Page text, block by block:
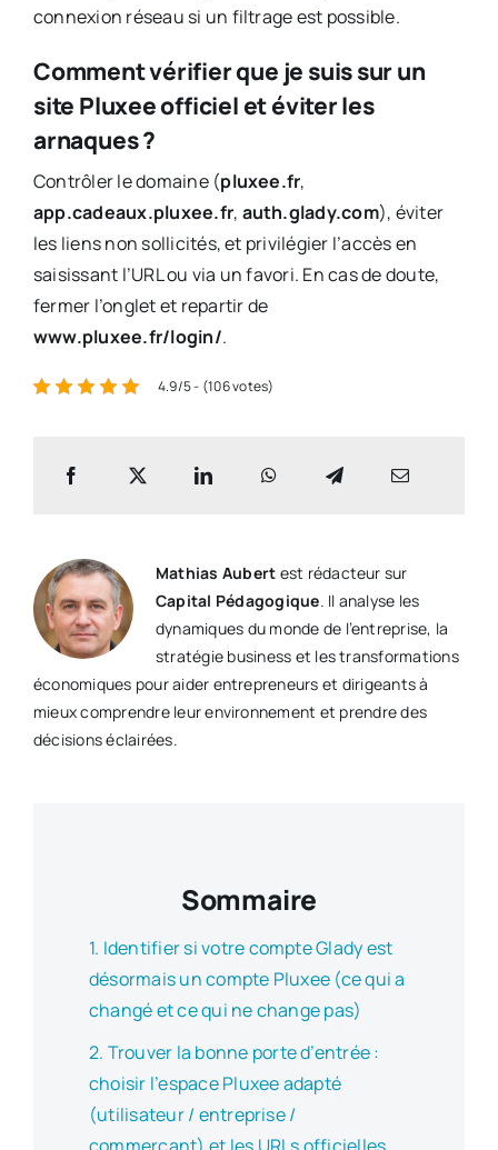
connexion réseau si un filtrage est possible.
Comment vérifier que je suis sur un
site Pluxee officiel et éviter les
arnaques ?
Contrôler le domaine (pluxee.fr,
app.cadeaux.pluxee.fr, auth.glady.com), éviter
les liens non sollicités, et privilégier l’accès en
saisissant l’URL ou via un favori. En cas de doute,
fermer l’onglet et repartir de
www.pluxee.fr/login/.
4.9/5 - (106 votes)
Mathias Aubert est rédacteur sur
Capital Pédagogique. Il analyse les
dynamiques du monde de l’entreprise, la
stratégie business et les transformations
économiques pour aider entrepreneurs et dirigeants à
mieux comprendre leur environnement et prendre des
décisions éclairées.
Sommaire
Identifier si votre compte Glady est
désormais un compte Pluxee (ce qui a
changé et ce qui ne change pas)
Trouver la bonne porte d’entrée :
choisir l’espace Pluxee adapté
(utilisateur / entreprise /